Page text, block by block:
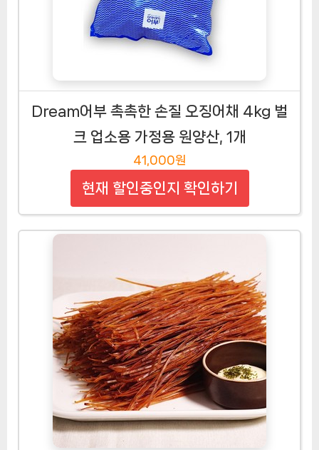
Dream어부 촉촉한 손질 오징어채 4kg 벌
크 업소용 가정용 원양산, 1개
41,000원
현재 할인중인지 확인하기